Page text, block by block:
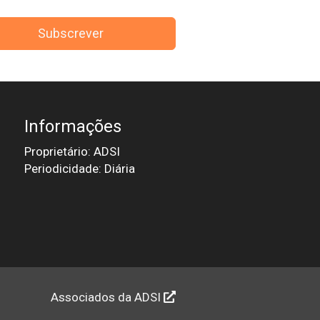
Subscrever
Informações
Proprietário: ADSI
Periodicidade: Diária
Associados da ADSI